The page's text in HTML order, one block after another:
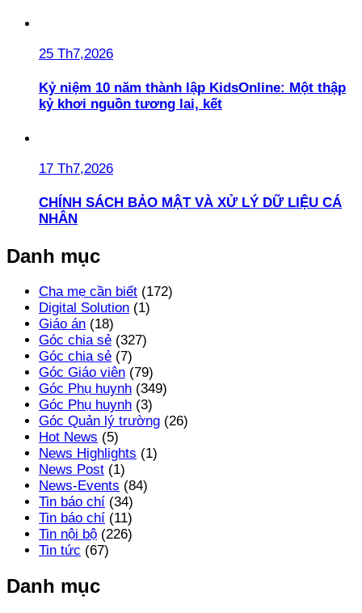
25 Th7,2026
Kỷ niệm 10 năm thành lập KidsOnline: Một thập
kỷ khơi nguồn tương lai, kết
17 Th7,2026
CHÍNH SÁCH BẢO MẬT VÀ XỬ LÝ DỮ LIỆU CÁ
NHÂN
Danh mục
Cha mẹ cần biết (172)
Digital Solution (1)
Giáo án (18)
Góc chia sẻ (327)
Góc chia sẻ (7)
Góc Giáo viên (79)
Góc Phụ huynh (349)
Góc Phụ huynh (3)
Góc Quản lý trường (26)
Hot News (5)
News Highlights (1)
News Post (1)
News-Events (84)
Tin báo chí (34)
Tin báo chí (11)
Tin nội bộ (226)
Tin tức (67)
Danh mục